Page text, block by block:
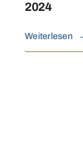
2024
Weiterlesen